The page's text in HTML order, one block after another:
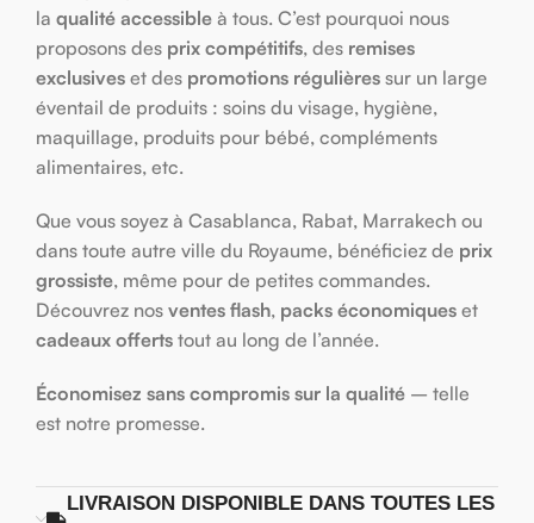
la qualité accessible à tous. C’est pourquoi nous
proposons des prix compétitifs, des remises
exclusives et des promotions régulières sur un large
éventail de produits : soins du visage, hygiène,
maquillage, produits pour bébé, compléments
alimentaires, etc.
Que vous soyez à Casablanca, Rabat, Marrakech ou
dans toute autre ville du Royaume, bénéficiez de prix
grossiste, même pour de petites commandes.
Découvrez nos ventes flash, packs économiques et
cadeaux offerts tout au long de l’année.
Économisez sans compromis sur la qualité – telle
est notre promesse.
LIVRAISON DISPONIBLE DANS TOUTES LES